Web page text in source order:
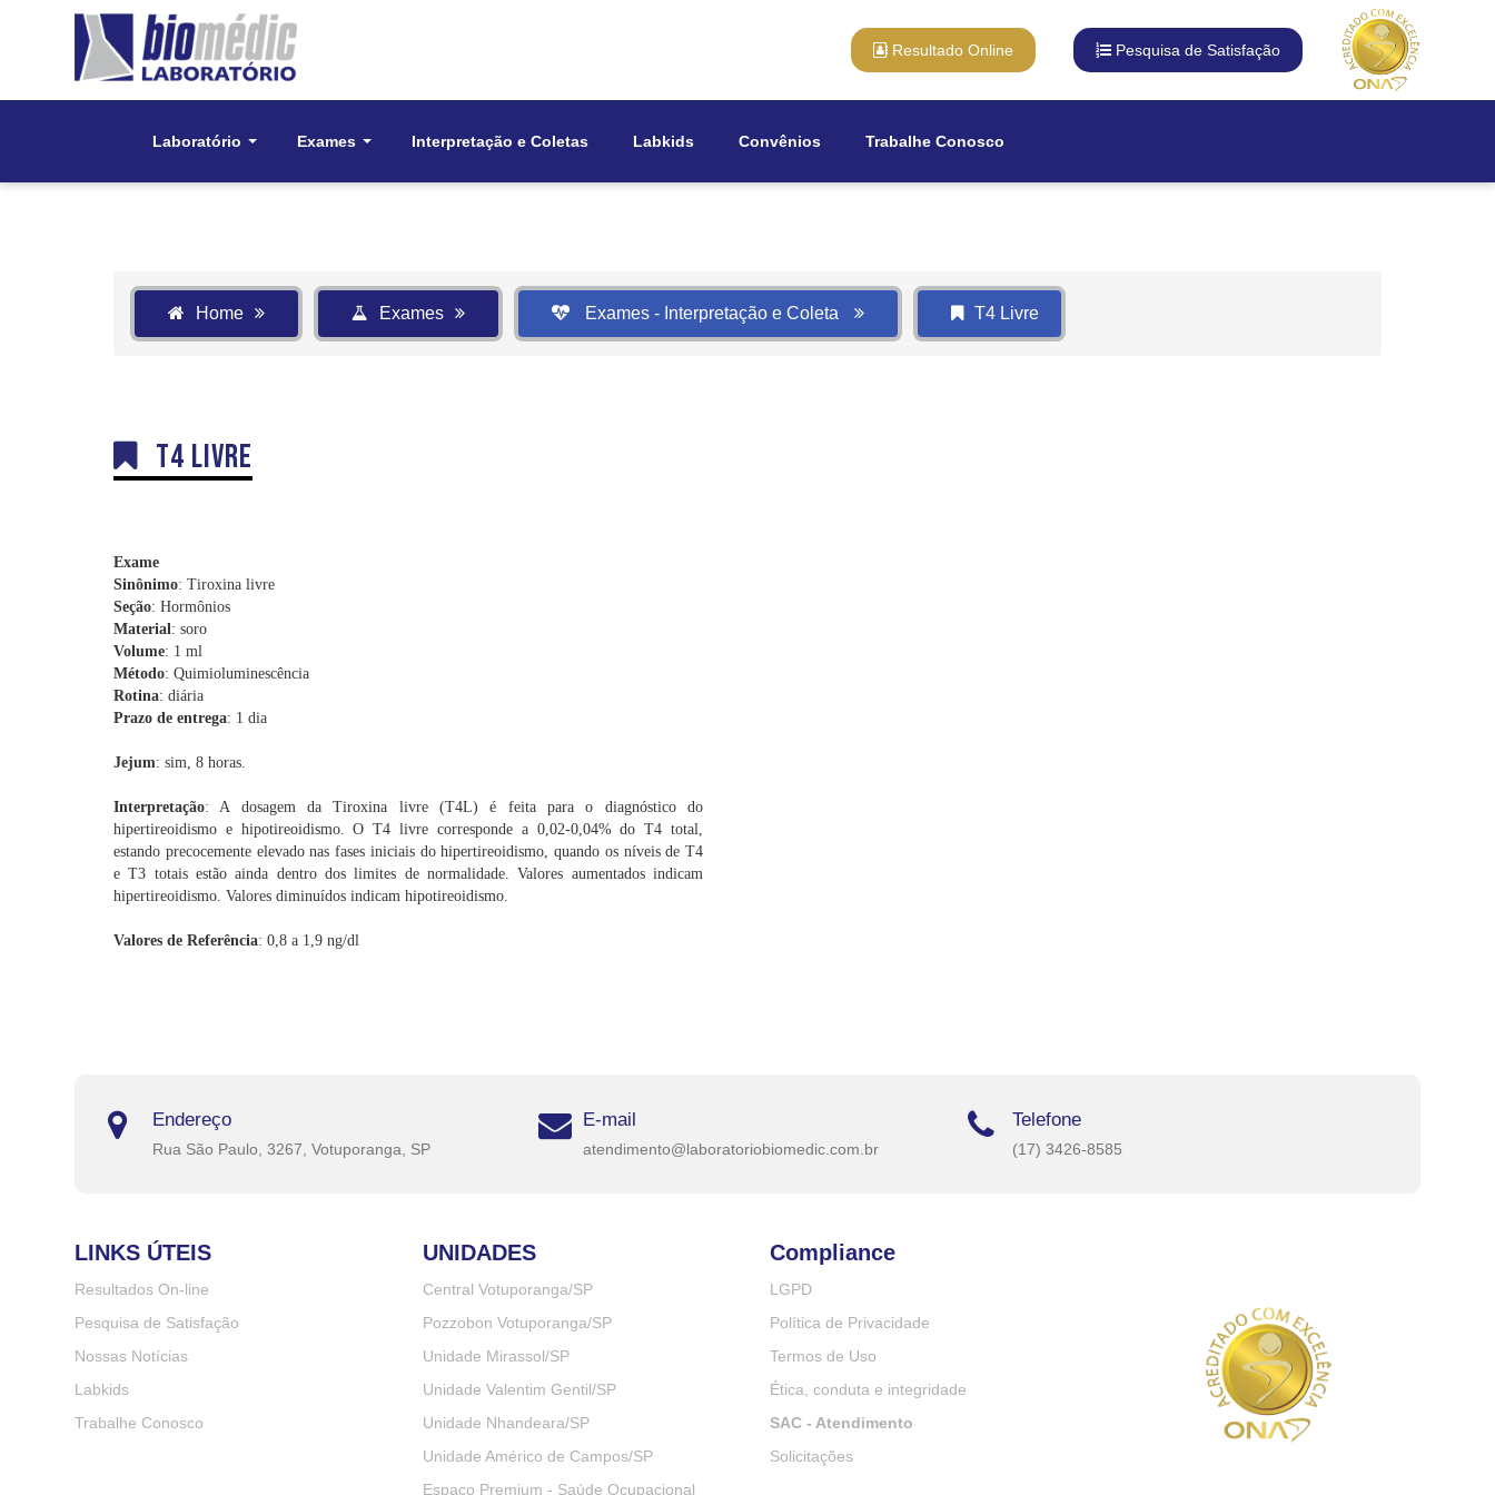
Resultado Online Pesquisa de Satisfação
Laboratório Exames Interpretação e Coletas Labkids Convênios Trabalhe Conosco
Home Exames Exames - Interpretação e Coleta T4 Livre
T4 Livre
Exame
Sinônimo: Tiroxina livre
Seção: Hormônios
Material: soro
Volume: 1 ml
Método: Quimioluminescência
Rotina: diária
Prazo de entrega: 1 dia
Jejum: sim, 8 horas.
Interpretação: A dosagem da Tiroxina livre (T4L) é feita para o diagnóstico do
hipertireoidismo e hipotireoidismo. O T4 livre corresponde a 0,02-0,04% do T4 total,
estando precocemente elevado nas fases iniciais do hipertireoidismo, quando os níveis de T4
e T3 totais estão ainda dentro dos limites de normalidade. Valores aumentados indicam
hipertireoidismo. Valores diminuídos indicam hipotireoidismo.
Valores de Referência: 0,8 a 1,9 ng/dl
Endereço
Rua São Paulo, 3267, Votuporanga, SP
E-mail
atendimento@laboratoriobiomedic.com.br
Telefone
(17) 3426-8585
LINKS ÚTEIS
Resultados On-line
Pesquisa de Satisfação
Nossas Notícias
Labkids
Trabalhe Conosco
UNIDADES
Central Votuporanga/SP
Pozzobon Votuporanga/SP
Unidade Mirassol/SP
Unidade Valentim Gentil/SP
Unidade Nhandeara/SP
Unidade Américo de Campos/SP
Espaço Premium - Saúde Ocupacional
Compliance
LGPD
Política de Privacidade
Termos de Uso
Ética, conduta e integridade
SAC - Atendimento
Solicitações